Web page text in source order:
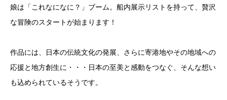
娘は「これなになに？」ブーム。船内展示リストを持って、贅沢
な冒険のスタートが始まります！
作品には、日本の伝統文化の発展、さらに寄港地やその地域への
応援と地方創生に・・・日本の至美と感動をつなぐ、そんな想い
も込められているそうです。